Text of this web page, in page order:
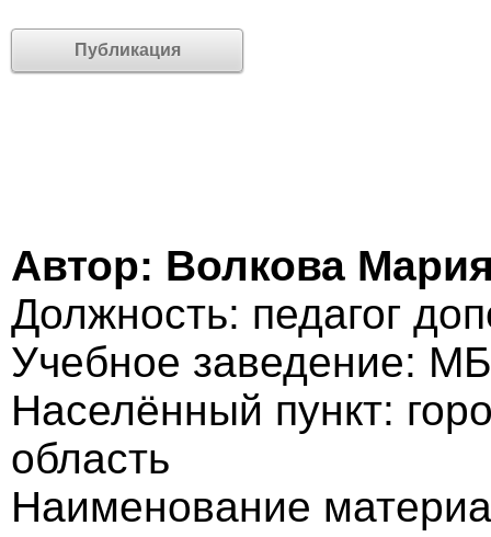
Публикация
Автор: Волкова
Должность: педагог
Учебное заведение:
Населённый пункт:
область
Наименование